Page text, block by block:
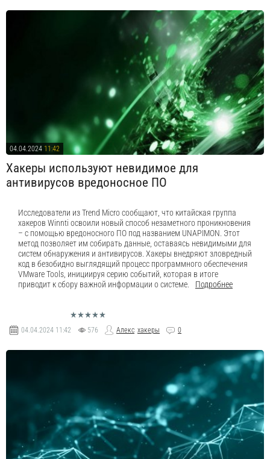
04.04.2024 11:42
Хакеры используют невидимое для
антивирусов вредоносное ПО
Исследователи из Trend Micro сообщают, что китайская группа
хакеров Winnti освоили новый способ незаметного проникновения
– с помощью вредоносного ПО под названием UNAPIMON. Этот
метод позволяет им собирать данные, оставаясь невидимыми для
систем обнаружения и антивирусов. Хакеры внедряют зловредный
код в безобидно выглядящий процесс программного обеспечения
VMware Tools, инициируя серию событий, которая в итоге
приводит к сбору важной информации о системе.
Подробнее
04.04.2024 11:42 576 Алекс хакеры 0